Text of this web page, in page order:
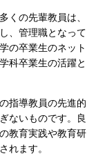
くの先輩教員は、
、管理職となって
の卒業生のネット
科卒業生の活躍と
指導教員の先進的
ないものです。良
教育実践や教育研
れます。